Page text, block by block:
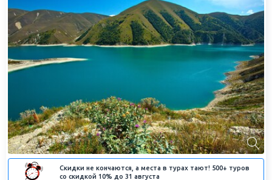
Скидки не кончаются, а места в турах тают! 500+ туров
со скидкой 10% до 31 августа